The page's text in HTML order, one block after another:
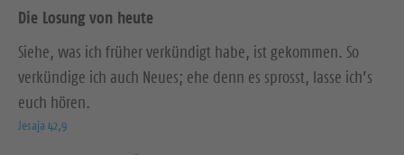
Die Losung von heute
Siehe, was ich früher verkündigt habe, ist gekommen. So
verkündige ich auch Neues; ehe denn es sprosst, lasse ich’s
euch hören.
Jesaja 42,9